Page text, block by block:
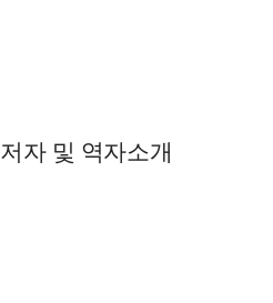
저자 및 역자소개